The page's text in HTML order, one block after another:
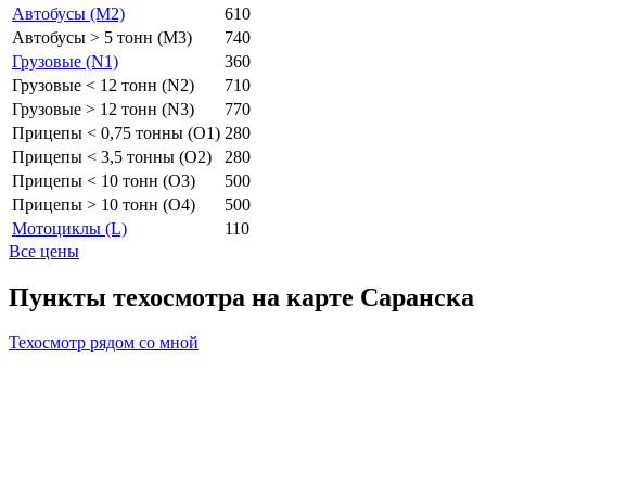
Автобусы (M2)
610
Автобусы > 5 тонн (M3)
740
Грузовые (N1)
360
Грузовые < 12 тонн (N2)
710
Грузовые > 12 тонн (N3)
770
Прицепы < 0,75 тонны (O1) 280
Прицепы < 3,5 тонны (O2)
280
Прицепы < 10 тонн (O3)
500
Прицепы > 10 тонн (O4)
500
Мотоциклы (L)
110
Все цены
Пункты техосмотра на карте Саранска
Техосмотр рядом со мной